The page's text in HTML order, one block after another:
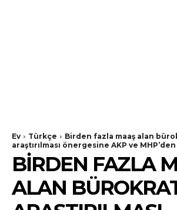
Ev Türkçe
Birden fazla maaş alan
araştırılması önergesine AKP ve
BIRDEN FAZLA
ALAN